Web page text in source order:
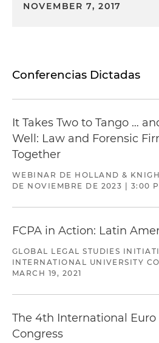
NOVEMBER 7, 2017
Conferencias Dictadas
It Takes Two to Tango …
Well: Law and Forensic
Together
WEBINAR DE HOLLAND &
DE NOVIEMBRE DE 2023 | 3:00
FCPA in Action: Latin
GLOBAL LEGAL STUDIES
INTERNATIONAL UNIVERSITY
MARCH 19, 2021
The 4th International Euro
Congress